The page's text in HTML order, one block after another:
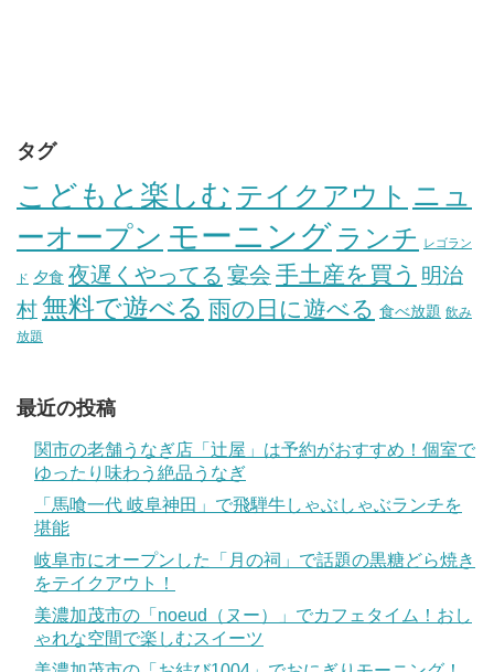
タグ
こどもと楽しむ テイクアウト ニュ
ーオープン モーニング ランチ レゴラン
ド 夕食 夜遅くやってる 宴会 手土産を買う 明治
村無料で遊べる 雨の日に遊べる 食べ放題 飲み
放題
最近の投稿
関市の老舗うなぎ店「辻屋」は予約がおすすめ！個室で
ゆったり味わう絶品うなぎ
「馬喰一代 岐阜神田」で飛騨牛しゃぶしゃぶランチを
堪能
岐阜市にオープンした「月の祠」で話題の黒糖どら焼き
をテイクアウト！
美濃加茂市の「noeud（ヌー）」でカフェタイム！おし
ゃれな空間で楽しむスイーツ